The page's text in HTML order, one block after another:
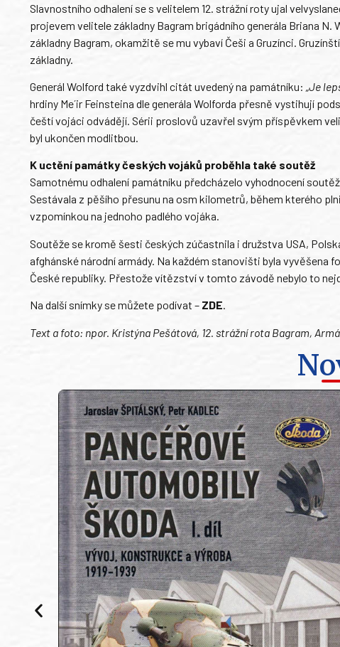
Slavnostního odhalení se s velitelem 12. strážní roty ujal
projevem velitele základny Bagram brigádního generála Briana
základny Bagram, okamžitě se mu vybaví Češi a Gruzínci.
základny.
Generál Wolford také vyzdvihl citát uvedený na památníku: „Je
hrdiny Me´ir Feinsteina dle generála Wolforda přesně vystihují
čeští vojáci odvádějí. Sérii proslovů uzavřel svým příspěvkem
byl ukončen modlitbou.
K uctění památky českých vojáků proběhla také soutěž
Samotnému odhalení památníku předcházelo vyhodnocení
Sestávala z pěšího přesunu na osm kilometrů, během kterého
vzpomínkou na jednoho padlého vojáka.
Soutěže se kromě šesti českých zúčastnila i družstva USA,
afghánské národní armády. Na každém stanovišti byla vyvěšena
České republiky. Přestože vítězství v tomto závodě nebylo to
Na další snímky se můžete podívat – ZDE.
Text a foto: npor. Kristýna Pešátová, 12. strážní rota Bagram,